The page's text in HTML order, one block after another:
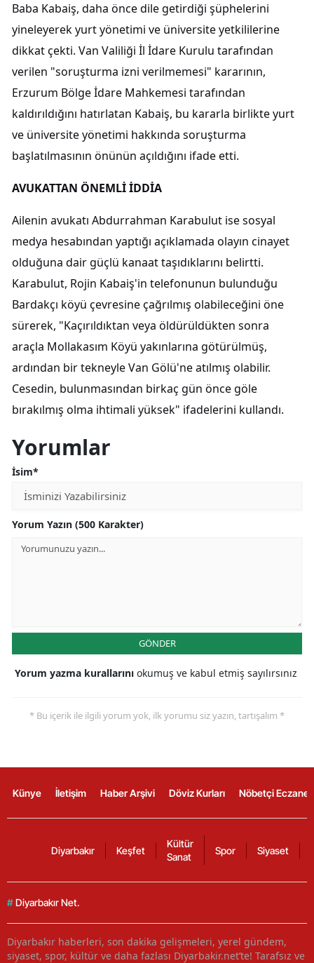
Baba Kabaiş, daha önce dile getirdiği şüphelerini
yineleyerek yurt yönetimi ve üniversite yetkililerine
dikkat çekti. Van Valiliği İl İdare Kurulu tarafından
verilen "soruşturma izni verilmemesi" kararının,
Erzurum Bölge İdare Mahkemesi tarafından
kaldırıldığını hatırlatan Kabaiş, bu kararla birlikte yurt
ve üniversite yönetimi hakkında soruşturma
başlatılmasının önünün açıldığını ifade etti.
AVUKATTAN ÖNEMLİ İDDİA
Ailenin avukatı Abdurrahman Karabulut ise sosyal
medya hesabından yaptığı açıklamada olayın cinayet
olduğuna dair güçlü kanaat taşıdıklarını belirtti.
Karabulut, Rojin Kabaiş'in telefonunun bulunduğu
Bardakçı köyü çevresine çağrılmış olabileceğini öne
sürerek, "Kaçırıldıktan veya öldürüldükten sonra
araçla Mollakasım Köyü yakınlarına götürülmüş,
ardından bir tekneyle Van Gölü'ne atılmış olabilir.
Cesedin, bulunmasından birkaç gün önce göle
bırakılmış olma ihtimali yüksek" ifadelerini kullandı.
Yorumlar
İsim*
Yorum Yazın (500 Karakter)
GÖNDER
Yorum yazma kurallarını okumuş ve kabul etmiş sayılırsınız
* Bu içerik ile ilgili yorum yok, ilk yorumu siz yazın, tartışalım *
Künye İletişim Haber Arşivi Döviz Kurları Nöbetçi
Diyarbakır Keşfet
Kültür
Sanat
Spor Siyaset
# Diyarbakır Net.
Diyarbakır haberleri, son dakika gelişmeleri, yerel gündem,
siyaset, spor, kültür ve daha fazlası Diyarbakir.net’te! Tarafsız ve